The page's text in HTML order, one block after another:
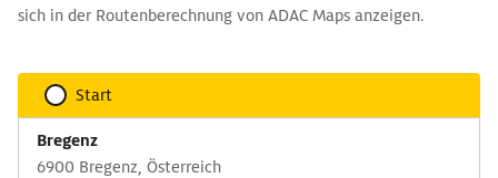
sich in der Routenberechnung von ADAC Maps anzeigen.
Start
Bregenz
6900 Bregenz, Österreich